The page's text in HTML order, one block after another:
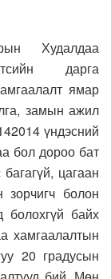
Худалдаа
дарга
ямар
замын ажил
үндэсний
бол дороо бат
цагаан
болон
болохгүй байх
хамгаалалтын
20 градусын